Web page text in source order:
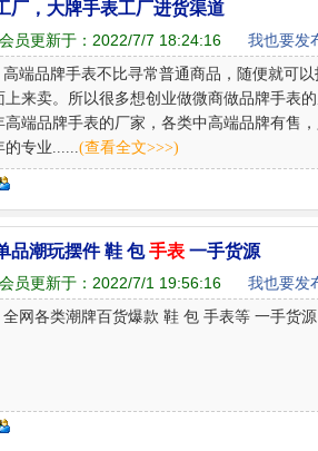
厂，大牌手表工厂进货渠道
员更新于： 2022/7/7 18:24:16 我也要发
端品牌手表不比寻常普通商品，随便就可
上来卖。所以很多想创业做微商做品牌手表
高端品牌手表的厂家，各类中高端品牌有售
的专业......(查看全文>>>)
品潮玩摆件 鞋 包手表 一手货源
员更新于： 2022/7/1 19:56:16 我也要发
网各类潮牌百货爆款 鞋 包 手表等 一手货